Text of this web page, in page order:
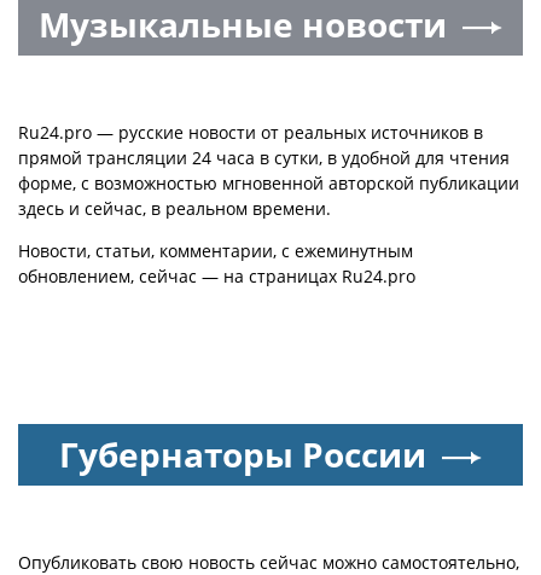
Музыкальные новости
Ru24.pro — русские новости от реальных источников в
прямой трансляции 24 часа в сутки, в удобной для чтения
форме, с возможностью мгновенной авторской публикации
здесь и сейчас, в реальном времени.
Новости, статьи, комментарии, с ежеминутным
обновлением, сейчас — на страницах Ru24.pro
Губернаторы России
Опубликовать свою новость сейчас можно самостоятельно,